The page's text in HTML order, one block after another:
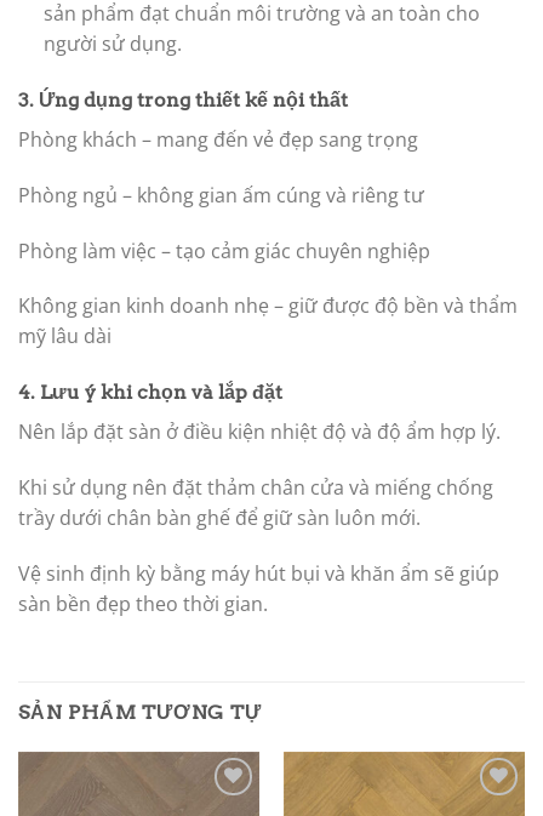
sản phẩm đạt chuẩn môi trường và an toàn cho
người sử dụng.
3. Ứng dụng trong thiết kế nội thất
Phòng khách – mang đến vẻ đẹp sang trọng
Phòng ngủ – không gian ấm cúng và riêng tư
Phòng làm việc – tạo cảm giác chuyên nghiệp
Không gian kinh doanh nhẹ – giữ được độ bền và thẩm
mỹ lâu dài
4. Lưu ý khi chọn và lắp đặt
Nên lắp đặt sàn ở điều kiện nhiệt độ và độ ẩm hợp lý.
Khi sử dụng nên đặt thảm chân cửa và miếng chống
trầy dưới chân bàn ghế để giữ sàn luôn mới.
Vệ sinh định kỳ bằng máy hút bụi và khăn ẩm sẽ giúp
sàn bền đẹp theo thời gian.
SẢN PHẨM TƯƠNG TỰ